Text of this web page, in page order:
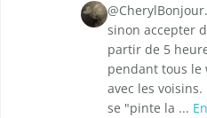
sinon accepter
partir de 5
pendant tous le
avec les
se "pinte la ...